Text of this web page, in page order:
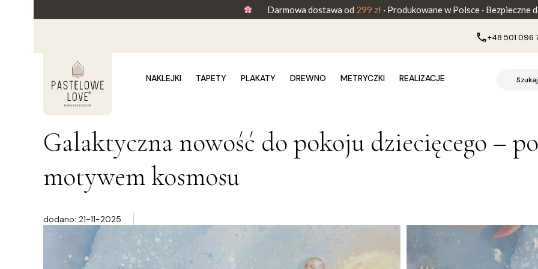
Darmowa dostawa od 299 zł· Produkowane w Polsce · Bezpieczne
+48 501 096
NAKLEJKI TAPETY PLAKATY DREWNO METRYCZKI REALIZACJE
Galaktyczna nowość do pokoju dziecięcego –
motywem kosmosu
dodano: 21-11-2025